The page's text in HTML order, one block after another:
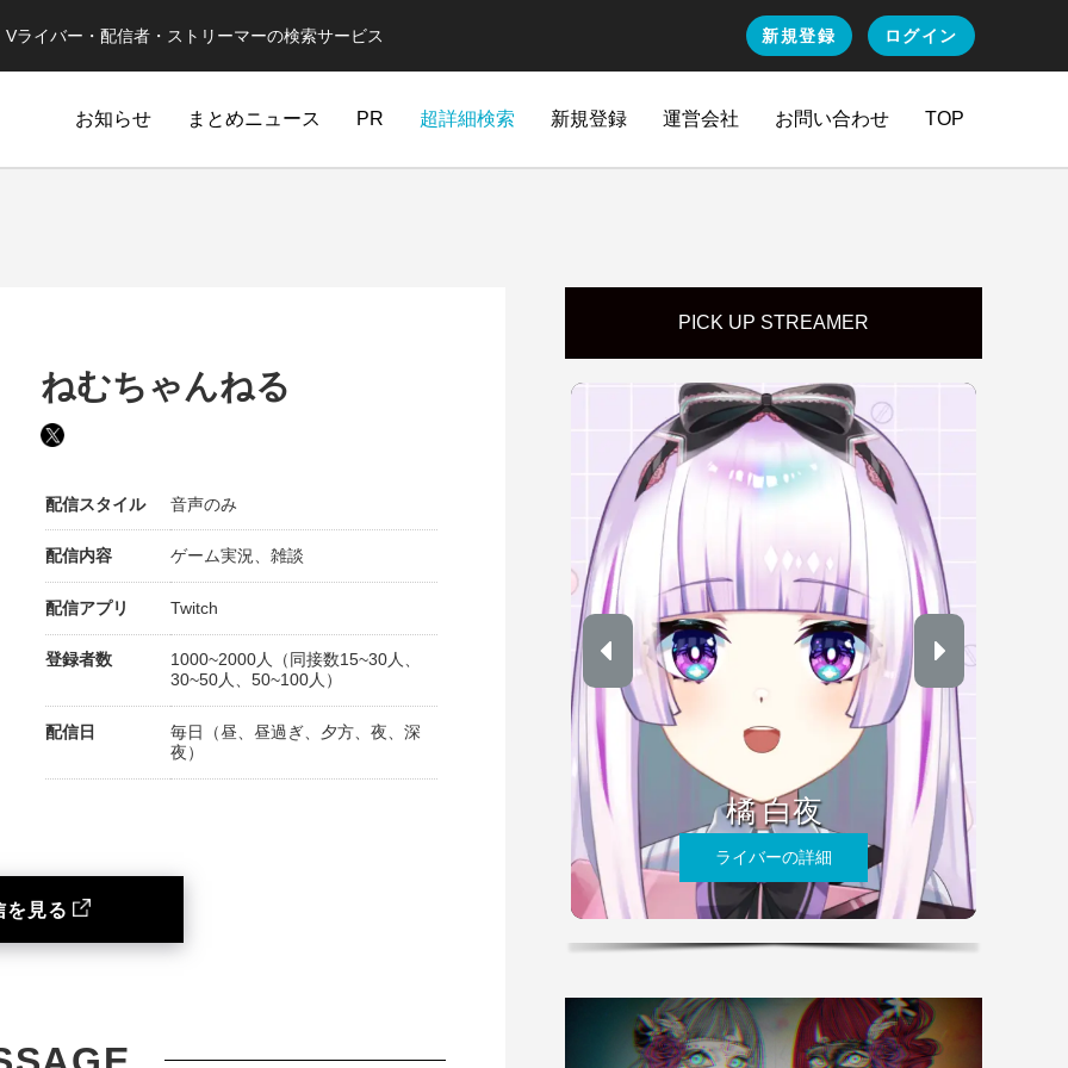
ライバー・配信者・ストリーマーの検索サービス 新規登録 ログイン
お知らせ まとめニュース PR 超詳細検索 新規登録 運営会社 お問い合わせ TOP
ねむちゃんねる
配信スタイル 音声のみ
配信内容 ゲーム実況、雑談
配信アプリ Twitch
登録者数
1000~2000人（同接数15~30人、
30~50人、50~100人）
配信日
毎日（昼、昼過ぎ、夕方、夜、深
夜）
を見る
PICK UP STREAMER
橘 白夜
ライバーの詳細